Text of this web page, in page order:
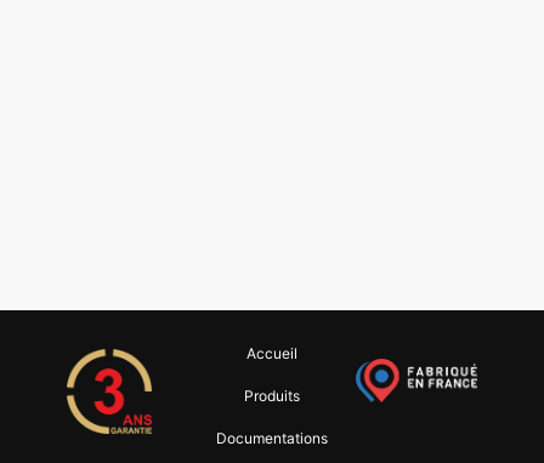
Accueil
Produits
Documentations